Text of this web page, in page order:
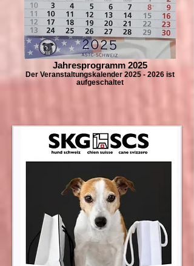
Jahresprogramm 2025
Der Veranstaltungskalender 2025 - 2026 ist
aufgeschaltet